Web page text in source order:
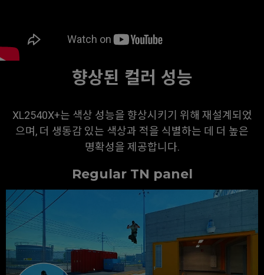
향상된 컬러 성능
XL2540X+는 색상 성능을 향상시키기 위해 재설계되었
으며, 더 생동감 있는 색상과 적을 식별하는 데 더 높은
명확성을 제공합니다.
Regular TN panel